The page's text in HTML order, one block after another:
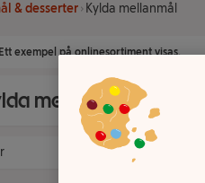
& desserter Kylda mellanmål
Ett exempel på onlinesortiment visas.
mellanmål